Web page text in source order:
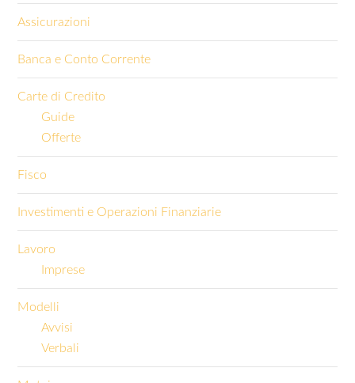
Assicurazioni
Banca e Conto Corrente
Carte di Credito
Guide
Offerte
Fisco
Investimenti e Operazioni Finanziarie
Lavoro
Imprese
Modelli
Avvisi
Verbali